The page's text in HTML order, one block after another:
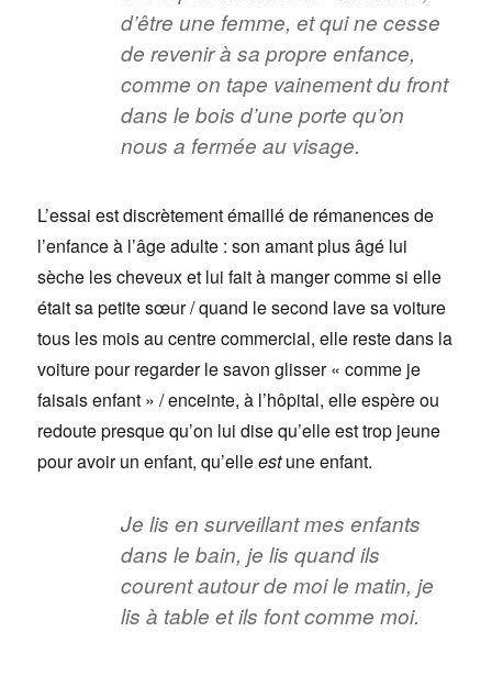
d’être une femme, et qui ne cesse
de revenir à sa propre enfance,
comme on tape vainement du front
dans le bois d’une porte qu’on
nous a fermée au visage.
L’essai est discrètement émaillé de rémanences de
l’enfance à l’âge adulte : son amant plus âgé lui
sèche les cheveux et lui fait à manger comme si elle
était sa petite sœur / quand le second lave sa voiture
tous les mois au centre commercial, elle reste dans la
voiture pour regarder le savon glisser « comme je
faisais enfant » / enceinte, à l’hôpital, elle espère ou
redoute presque qu’on lui dise qu’elle est trop jeune
pour avoir un enfant, qu’elleestune enfant.
Je lis en surveillant mes enfants
dans le bain, je lis quand ils
courent autour de moi le matin, je
lis à table et ils font comme moi.